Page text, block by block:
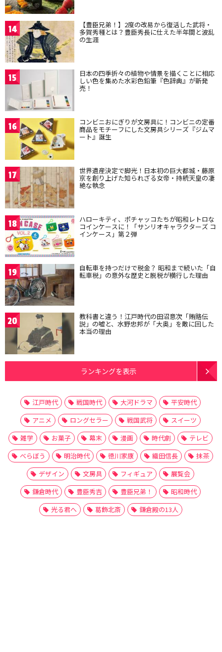
14 【豊臣兄弟！】2度の改易から復活した武将・
多賀秀種とは？豊臣秀長に仕えた半年間と波乱
の生涯
15 日本の四季折々の植物や情景を描くことに相応
しい色を集めた水彩色鉛筆『色辞典』が新発
売！
16 コンビニおにぎりが文房具に！コンビニの定番
商品をモチーフにした文房具シリーズ『ジムマ
ート』誕生
17 世界遺産決定で脚光！日本初の巨大都城・藤原
京を創り上げた知られざる女帝・持統天皇の凄
絶な執念
18 ハローキティ、ポチャッコたちが昭和レトロな
コインケースに！「サンリオキャラクターズ コ
インケース」第２弾
19 自転車を持つだけで税金？ 昭和まで続いた「自
転車税」の意外な歴史と脱税が横行した理由
20 教科書と違う！江戸時代の田沼意次「賄賂伝
説」の嘘と、水野忠邦が「大奥」を敵に回した
本当の理由
ランキングを表示
江戸時代 戦国時代 大河ドラマ
平安時代
アニメ
ロングセラー 戦国武将
スイーツ
雑学
お菓子 幕末 漫画 時代劇
テレビ
べらぼう
明治時代 徳川家康 織田信長
抹茶
デザイン
文房具 フィギュア
展覧会
鎌倉時代
豊臣秀吉 豊臣兄弟！
昭和時代
光る君へ
葛飾北斎 鎌倉殿の13人